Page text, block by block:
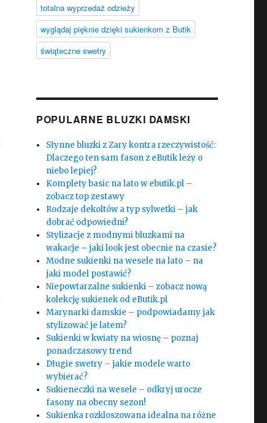
totalna wyprzedaż odzieży
wyglądaj pięknie dzięki sukienkom z Butik
świąteczne swetry
POPULARNE BLUZKI DAMSKI
Słynne bluzki z Zary kontra rzeczywistość:
Dlaczego ten sam fason z eButik leży o
niebo lepiej?
Komplety basic na lato w ebutik.pl –
zobacz top zestawy
Rodzaje dekoltów a typ sylwetki – jak
dobrać odpowiedni?
Stylizacje z modnymi bluzkami na
wakacje – jaki look jest obecnie na czasie?
Modne sukienki na wesele na lato – na
jaki model postawić?
Niepowtarzalne sukienki – zobacz nową
kolekcję sukienek od eButik.pl
Marynarki damskie – podpowiadamy jak
stylizować je latem?
Sukienki w kwiaty na wiosnę – poznaj
ponadczasowy trend
Długie swetry – jakie modele warto
wybierać?
Sukieneczki na wesele – odkryj urocze
fasony na obecny sezon!
Sukienka rozkloszowana idealna na różne